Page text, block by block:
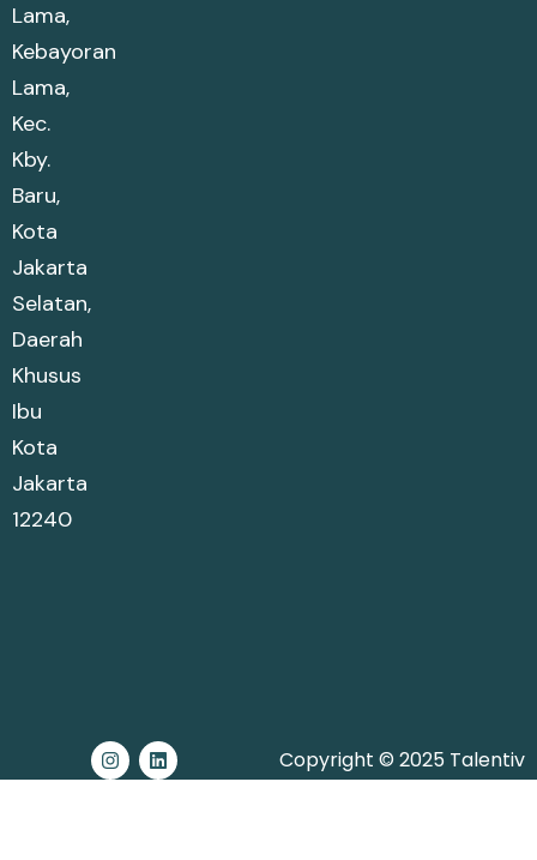
Lama,
Kebayoran
Lama,
Kec.
Kby.
Baru,
Kota
Jakarta
Selatan,
Daerah
Khusus
Ibu
Kota
Jakarta
12240
Copyright © 2025 Talentiv